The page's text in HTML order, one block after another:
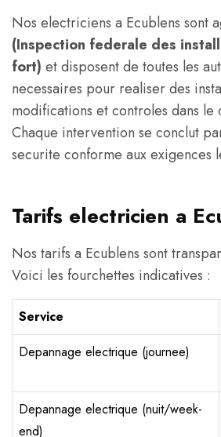
Nos electriciens a Ecublens sont
(Inspection federale des
fort) et disposent de toutes les
necessaires pour realiser des
modifications et controles dans le
Chaque intervention se conclut
securite conforme aux exigences
Tarifs electricien a
Nos tarifs a Ecublens sont
Voici les fourchettes indicatives :
Service
Depannage electrique (journee)
Depannage electrique (nuit/week-
end)